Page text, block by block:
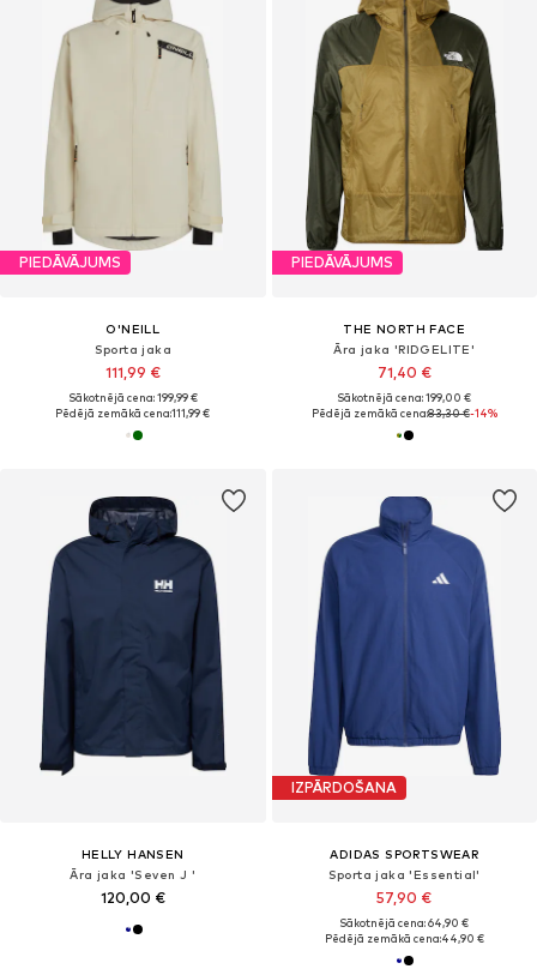
PIEDĀVĀJUMS
O'NEILL
Sporta jaka
111,99 €
Sākotnējā cena: 199,99 €
Pēdējā zemākā cena:111,99 €
PIEDĀVĀJUMS
THE NORTH FACE
Āra jaka 'RIDGELITE'
71,40 €
Sākotnējā cena: 199,00 €
Pēdējā zemākā cena:83,30 €-14%
HELLY HANSEN
Āra jaka 'Seven J '
120,00 €
IZPĀRDOŠANA
ADIDAS SPORTSWEAR
Sporta jaka 'Essential'
57,90 €
Sākotnējā cena: 64,90 €
Pēdējā zemākā cena:44,90 €